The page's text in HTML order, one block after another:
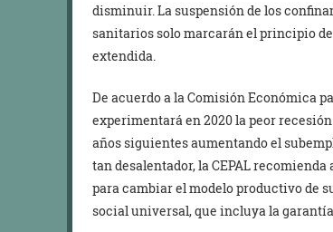
disminuir. La suspensión de los
sanitarios solo marcarán el principio
extendida.
De acuerdo a la Comisión Económica
experimentará en 2020 la peor
años siguientes aumentando el
tan desalentador, la CEPAL
para cambiar el modelo productivo de
social universal, que incluya la